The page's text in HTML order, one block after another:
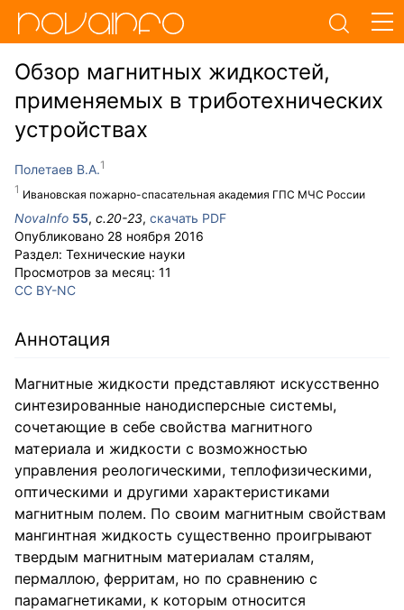
Обзор магнитных жидкостей,
применяемых в триботехнических
устройствах
Полетаев В.А.
Ивановская пожарно-спасательная академия ГПС МЧС России
NovaInfo 55, с.20-23, скачать PDF
Опубликовано 28 ноября 2016
Раздел: Технические науки
Просмотров за месяц: 11
CC BY-NC
Аннотация
Магнитные жидкости представляют искусственно
синтезированные нанодисперсные системы,
сочетающие в себе свойства магнитного
материала и жидкости с возможностью
управления реологическими, теплофизическими,
оптическими и другими характеристиками
магнитным полем. По своим магнитным свойствам
мангинтная жидкость существенно проигрывают
твердым магнитным материалам сталям,
пермаллою, ферритам, но по сравнению с
парамагнетиками, к которым относится